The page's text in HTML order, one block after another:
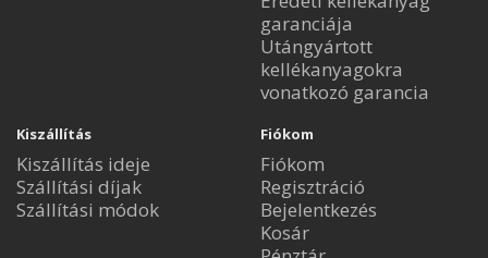
garanciája
Utángyártott
kellékanyagokra
vonatkozó garancia
Kiszállítás
Kiszállítás ideje
Szállítási díjak
Szállítási módok
Fiókom
Fiókom
Regisztráció
Bejelentkezés
Kosár